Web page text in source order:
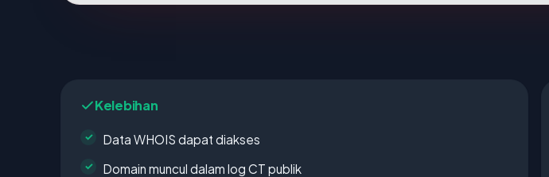
Kelebihan
Data WHOIS dapat diakses
Domain muncul dalam log CT publik